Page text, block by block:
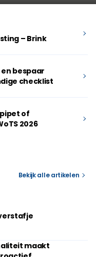
– Brink
en bespaar
checklist
pipet of
2026
Bekijk alle artikelen
maakt